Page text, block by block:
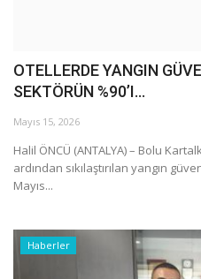
Köşe Yazarları
Galeri
OTELLERDE YANGIN
SEKTÖRÜN %90’I...
Mayıs 15, 2026
Halil ÖNCÜ (ANTALYA) – Bolu
ardından sıkılaştırılan yangın
Mayıs...
Haberler